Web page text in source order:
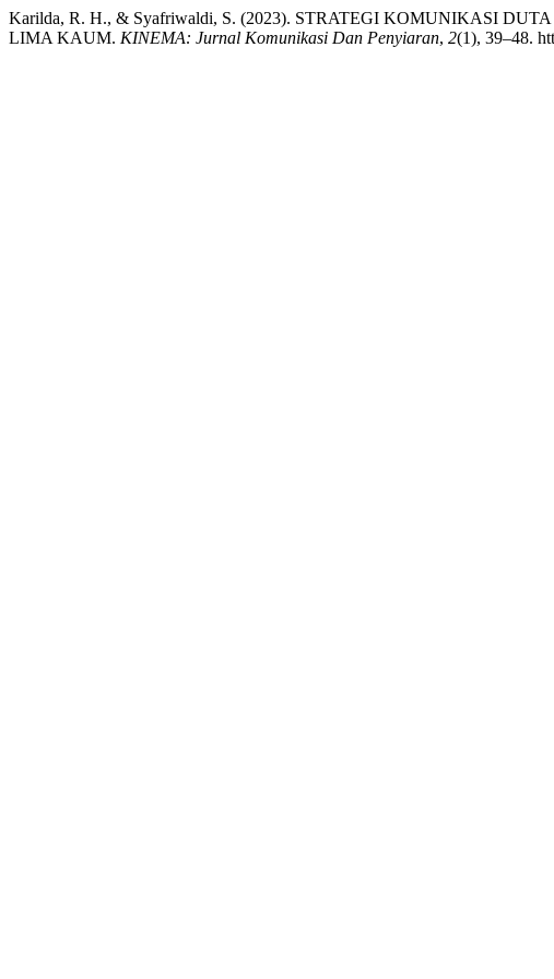
Karilda, R. H., & Syafriwaldi, S. (2023). STRATEGI KOMUNIKASI
LIMA KAUM. KINEMA: Jurnal Komunikasi Dan Penyiaran, 2(1), 39–48.